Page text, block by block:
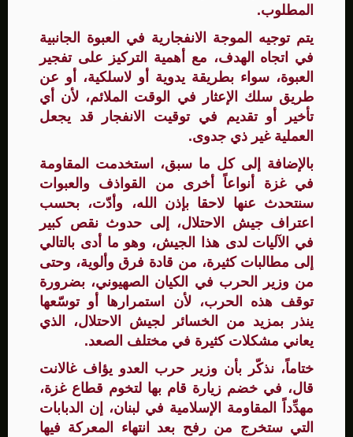
المطلوب.
يتم توجيه الموجة الانفجارية في العبوة الجانبية
في اتجاه الهدف، مع أهمية التركيز على تفجير
العبوة، سواء بطريقة يدوية أو لاسلكية، أو عن
طريق سلك الإعثار في الوقت الملائم، لأن أي
تأخير أو تقديم في توقيت الانفجار قد يجعل
العملية غير ذي جدوى.
بالإضافة إلى كل ما سبق، استخدمت المقاومة
في غزة أنواعاً أخرى من القواذف والعبوات
سنتحدث عنها لاحقا بإذن الله، وأدّت، بحسب
اعتراف جيش الاحتلال، إلى حدوث نقص كبير
في الآليات لدى هذا الجيش، وهو ما أدى بالتالي
إلى مطالبات كثيرة، من قادة فرق وألوية، وحتى
من وزير الحرب في الكيان الصهيوني، بضرورة
توقف هذه الحرب، لأن استمرارها أو توسّعها
ينذر بمزيد من الخسائر لجيش الاحتلال، الذي
يعاني مشكلات كثيرة في مختلف الصعد.
ختاماً، نذكّر بأن وزير حرب العدو يؤاف غالانت
قال، في خضم زيارة قام بها لتخوم قطاع غزة،
مهدِّداً المقاومة الإسلامية في لبنان، إن الدبابات
التي ستخرج من رفح بعد انتهاء المعركة فيها